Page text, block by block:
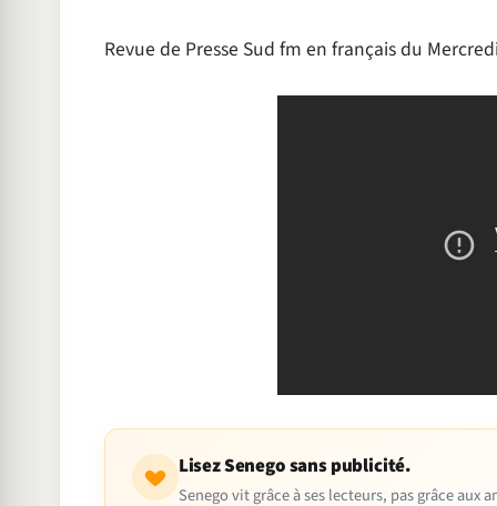
Revue de Presse Sud fm en français du
Lisez Senego sans publicité.
Senego vit grâce à ses lecteurs, pas grâce